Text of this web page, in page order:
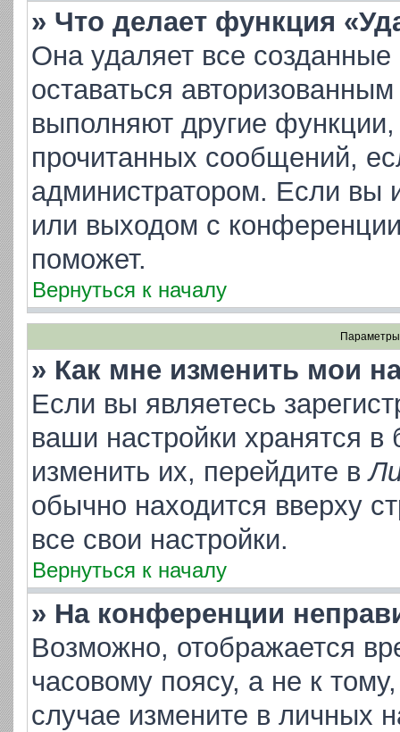
» Что делает функция
Она удаляет все
оставаться
выполняют другие
прочитанных сообщений,
администратором. Если вы
или выходом с
поможет.
Вернуться к началу
Параметры
» Как мне изменить мои
Если вы являетесь
ваши настройки хранятся
изменить их, перейдите в
обычно находится вверху
все свои настройки.
Вернуться к началу
» На конференции
Возможно, отображается
часовому поясу, а не к
случае измените в личных